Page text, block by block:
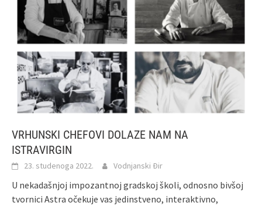
VRHUNSKI CHEFOVI DOLAZE NAM NA
ISTRAVIRGIN
23. studenoga 2022. Vodnjanski Đir
U nekadašnjoj impozantnoj gradskoj školi, odnosno bivšoj
tvornici Astra očekuje vas jedinstveno, interaktivno,